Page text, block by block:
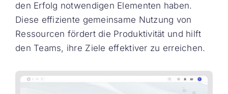
den Erfolg notwendigen Elementen haben.
Diese effiziente gemeinsame Nutzung von
Ressourcen fördert die Produktivität und hilft
den Teams, ihre Ziele effektiver zu erreichen.